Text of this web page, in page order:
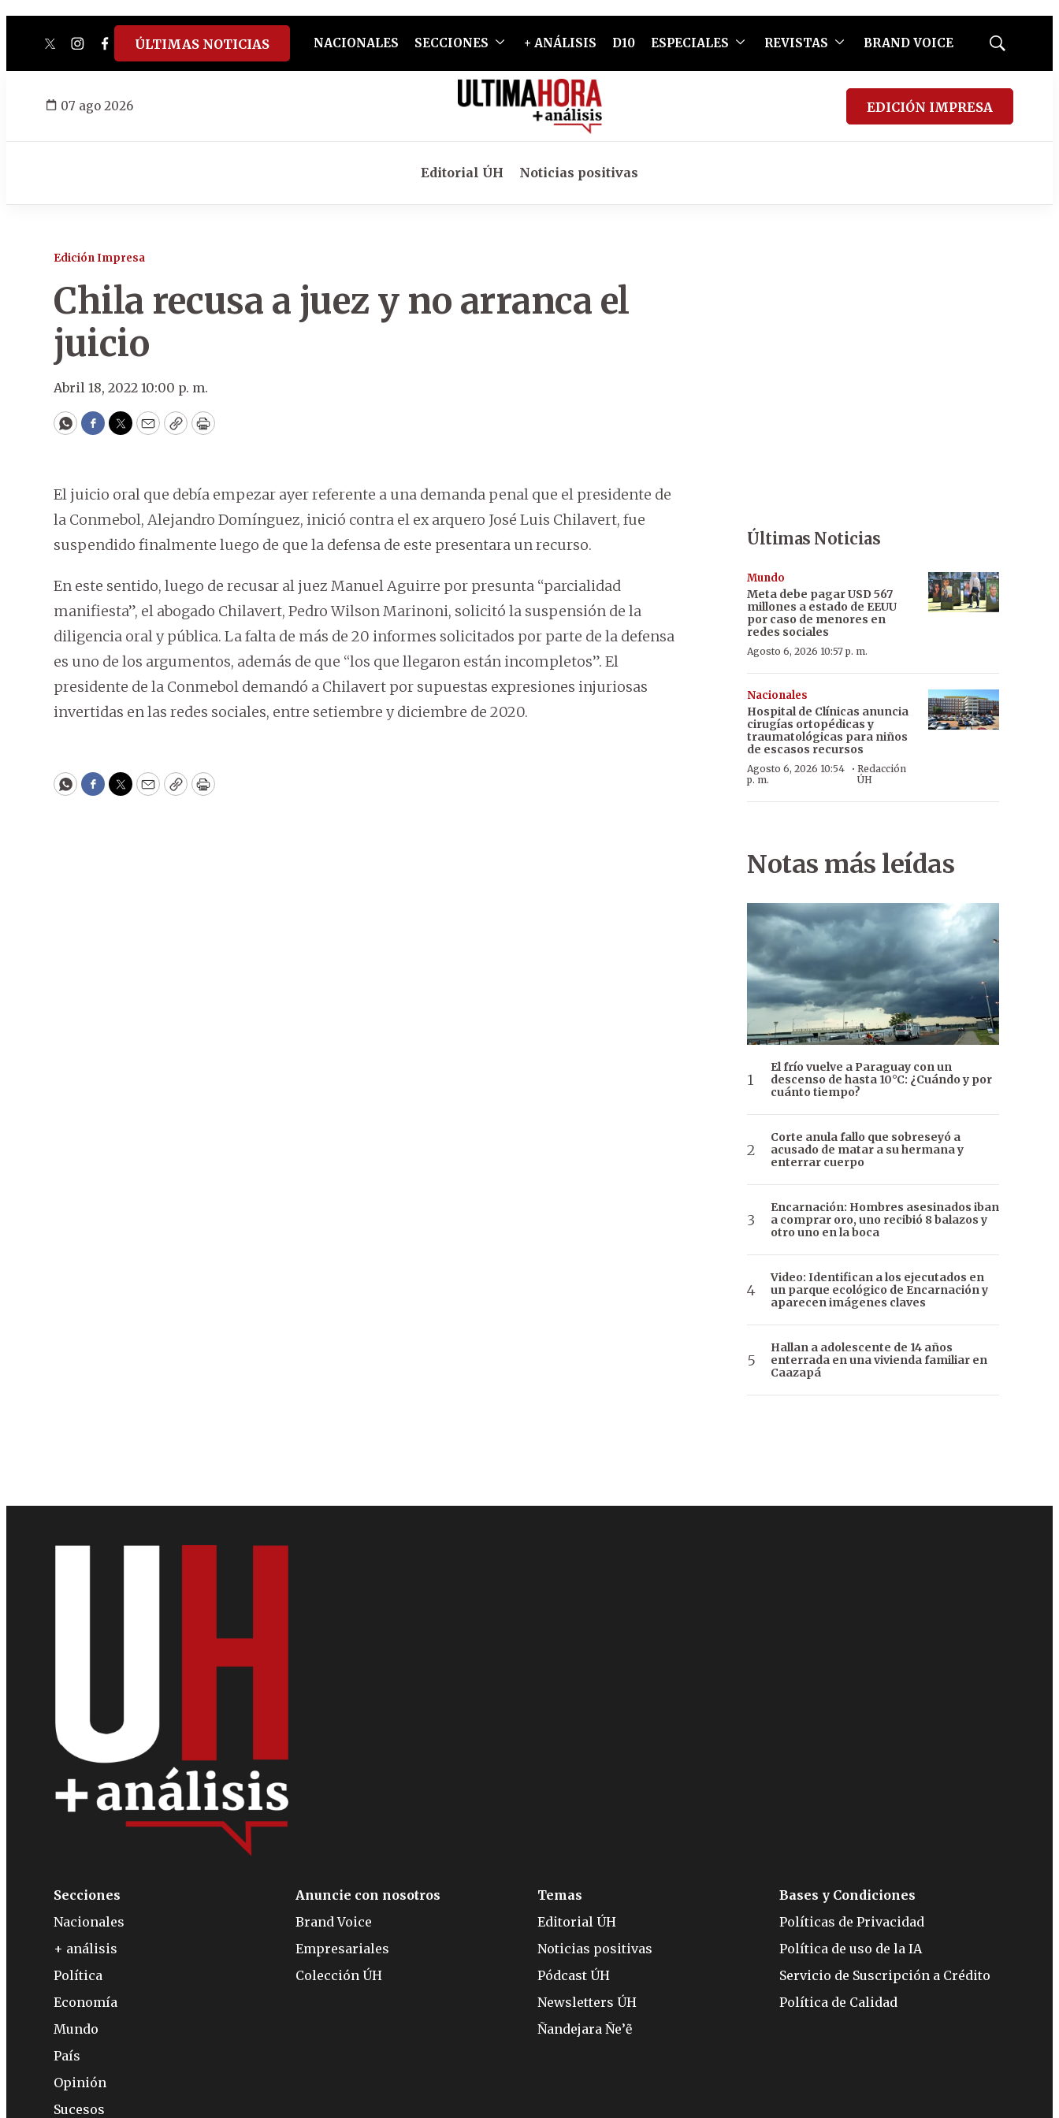
twitterinstagram
facebook
tiktokyoutube
spotify
ÚLTIMAS NOTICIAS NACIONALES SECCIONES + ANÁLISIS D10 ESPECIALES REVISTAS BRAND VOICE
Mostrar
07 ago 2026 EDICIÓN IMPRESA
Editorial ÚH Noticias positivas
Edición Impresa
Chila recusa a juez y no arranca el
juicio
Abril 18, 2022 10:00 p. m.
WhatsApp
Facebook
Twitter
EmailCopyPrint
El juicio oral que debía empezar ayer referente a una demanda penal que el presidente de
la Conmebol, Alejandro Domínguez, inició contra el ex arquero José Luis Chilavert, fue
suspendido finalmente luego de que la defensa de este presentara un recurso.
En este sentido, luego de recusar al juez Manuel Aguirre por presunta “parcialidad
manifiesta”, el abogado Chilavert, Pedro Wilson Marinoni, solicitó la suspensión de la
diligencia oral y pública. La falta de más de 20 informes solicitados por parte de la defensa
es uno de los argumentos, además de que “los que llegaron están incompletos”. El
presidente de la Conmebol demandó a Chilavert por supuestas expresiones injuriosas
invertidas en las redes sociales, entre setiembre y diciembre de 2020.
WhatsApp
Facebook
Twitter
EmailCopyPrint
Últimas Noticias
Mundo
Meta debe pagar USD 567
millones a estado de EEUU
por caso de menores en
redes sociales
Agosto 6, 2026 10:57 p. m.
Nacionales
Hospital de Clínicas anuncia
cirugías ortopédicas y
traumatológicas para niños
de escasos recursos
Agosto 6, 2026 10:54
p. m.
· Redacción
ÚH
Notas más leídas
El frío vuelve a Paraguay con un
descenso de hasta 10°C: ¿Cuándo y por
cuánto tiempo?
Corte anula fallo que sobreseyó a
acusado de matar a su hermana y
enterrar cuerpo
Encarnación: Hombres asesinados iban
a comprar oro, uno recibió 8 balazos y
otro uno en la boca
Video: Identifican a los ejecutados en
un parque ecológico de Encarnación y
aparecen imágenes claves
Hallan a adolescente de 14 años
enterrada en una vivienda familiar en
Caazapá
Secciones
Nacionales
+ análisis
Política
Economía
Mundo
País
Opinión
Sucesos
Anuncie con nosotros
Brand Voice
Empresariales
Colección ÚH
Temas
Editorial ÚH
Noticias positivas
Pódcast ÚH
Newsletters ÚH
Ñandejara Ñe’ẽ
Bases y Condiciones
Políticas de Privacidad
Política de uso de la IA
Servicio de Suscripción a Crédito
Política de Calidad